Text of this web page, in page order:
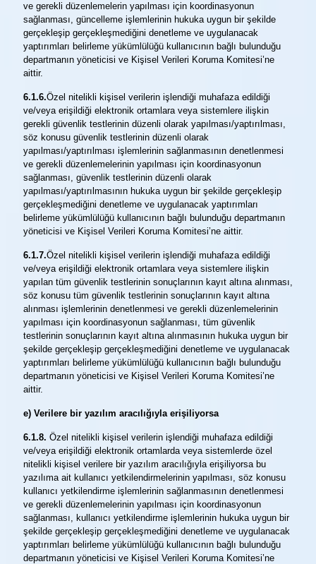
ve gerekli düzenlemelerin yapılması için koordinasyonun
sağlanması, güncelleme işlemlerinin hukuka uygun bir şekilde
gerçekleşip gerçekleşmediğini denetleme ve uygulanacak
yaptırımları belirleme yükümlülüğü kullanıcının bağlı bulunduğu
departmanın yöneticisi ve Kişisel Verileri Koruma Komitesi’ne
aittir.
6.1.6.Özel nitelikli kişisel verilerin işlendiği muhafaza edildiği
ve/veya erişildiği elektronik ortamlara veya sistemlere ilişkin
gerekli güvenlik testlerinin düzenli olarak yapılması/yaptırılması,
söz konusu güvenlik testlerinin düzenli olarak
yapılması/yaptırılması işlemlerinin sağlanmasının denetlenmesi
ve gerekli düzenlemelerinin yapılması için koordinasyonun
sağlanması, güvenlik testlerinin düzenli olarak
yapılması/yaptırılmasının hukuka uygun bir şekilde gerçekleşip
gerçekleşmediğini denetleme ve uygulanacak yaptırımları
belirleme yükümlülüğü kullanıcının bağlı bulunduğu departmanın
yöneticisi ve Kişisel Verileri Koruma Komitesi’ne aittir.
6.1.7.Özel nitelikli kişisel verilerin işlendiği muhafaza edildiği
ve/veya erişildiği elektronik ortamlara veya sistemlere ilişkin
yapılan tüm güvenlik testlerinin sonuçlarının kayıt altına alınması,
söz konusu tüm güvenlik testlerinin sonuçlarının kayıt altına
alınması işlemlerinin denetlenmesi ve gerekli düzenlemelerinin
yapılması için koordinasyonun sağlanması, tüm güvenlik
testlerinin sonuçlarının kayıt altına alınmasının hukuka uygun bir
şekilde gerçekleşip gerçekleşmediğini denetleme ve uygulanacak
yaptırımları belirleme yükümlülüğü kullanıcının bağlı bulunduğu
departmanın yöneticisi ve Kişisel Verileri Koruma Komitesi’ne
aittir.
e) Verilere bir yazılım aracılığıyla erişiliyorsa
6.1.8. Özel nitelikli kişisel verilerin işlendiği muhafaza edildiği
ve/veya erişildiği elektronik ortamlarda veya sistemlerde özel
nitelikli kişisel verilere bir yazılım aracılığıyla erişiliyorsa bu
yazılıma ait kullanıcı yetkilendirmelerinin yapılması, söz konusu
kullanıcı yetkilendirme işlemlerinin sağlanmasının denetlenmesi
ve gerekli düzenlemelerinin yapılması için koordinasyonun
sağlanması, kullanıcı yetkilendirme işlemlerinin hukuka uygun bir
şekilde gerçekleşip gerçekleşmediğini denetleme ve uygulanacak
yaptırımları belirleme yükümlülüğü kullanıcının bağlı bulunduğu
departmanın yöneticisi ve Kişisel Verileri Koruma Komitesi’ne